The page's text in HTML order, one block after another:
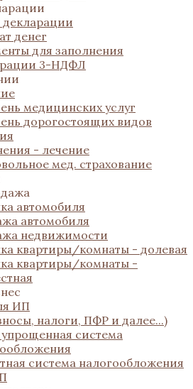
декларации
денег
для заполнения
3-НДФЛ
медицинских услуг
дорогостоящих видов
- лечение
мед. страхование
автомобиля
автомобиля
недвижимости
квартиры/комнаты - долевая
квартиры/комнаты -
ИП
налоги, ПФР и далее...)
система
система налогообложения